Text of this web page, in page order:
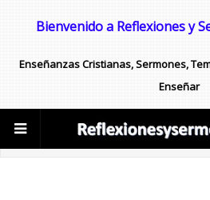
Bienvenido a Reflexiones y
Enseñanzas Cristianas, Sermones,
Enseñar